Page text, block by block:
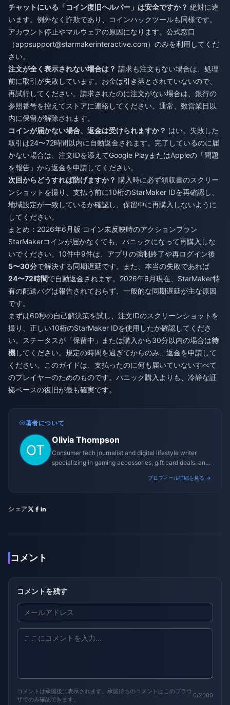
チャットにいる「コイン復旧ヘルパー」は安全ですか？ 絶対に違
います。例外なく詐欺であり、コインハックツールも同様です。
アカウント停止やマルウェアの原因になります。公式窓口
（appsupport@starmakerinteractive.com）のみを利用してくだ
さい。
注文が全く表示されない場合は？ 請求も注文もない場合は、処理
前に取引が失敗しています。お金は引き落とされていないので、
再試行してください。請求されたのに注文がない場合は、銀行の
参照番号を控えてストアに連絡してください。通常、数営業日以
内に保留が解除されます。
コインが届かない場合、返金は受けられますか？ はい。失敗した
取引は24〜72時間以内に自動返金されます。完了しているのに届
かない場合は、注文IDを添えてGoogle PlayまたはAppleの「問題
を報告」から返金を申請してください。
次回からどうすれば防げますか？ 購入時に必ず領収書のスクリー
ンショットを撮り、支払う前に10桁のStarMaker IDを再確認し、
地域設定が一致しているか確認し、保留中に再購入しないように
してください。
まとめ：2026年6月版 コイン未反映時のアクションプラン
StarMakerコインが届かなくても、パニックになって再購入しな
いでください。10件中9件は、アプリの強制終了や再ログイン後
5〜30分で解決する同期遅延です。また、本当の失敗であれば
24〜72時間で自動返金されます。2026年6月現在、StarMaker特
有の配送バグは報告されておらず、一般的な同期遅延が主な原因
です。
まずは60秒の自己解決策を試し、注文IDのスクリーンショットを
撮り、正しい10桁のStarMaker IDを使用したか確認してくださ
い。ステータスが「保留中」または購入から30分以内の場合は待
機してください。規定の時間を過ぎてからのみ、返金を申請して
ください。このガイドは、支払ったのに何も届いていないすべて
のプレイヤーのためのものです。パニック購入よりも、冷静な証
拠ベースの復旧が最も確実です。
著者について
Olivia Thompson
Consumer tech journalist and digital lifestyle writer
specializing in gaming accessories, gift card deals, and
プロフィール詳細を見る →
シェア
コメント
コメントを残す
コメントは承認後に表示されます。承認待ちのコメントはこのブラウ
ザでのみ確認できます。
0/2000